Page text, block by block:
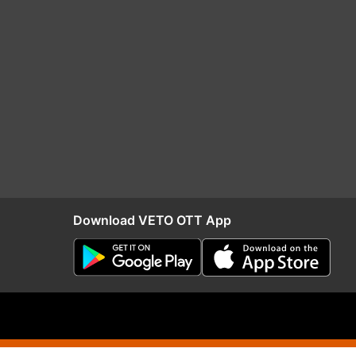
Download VETO OTT App
RIO Distribution